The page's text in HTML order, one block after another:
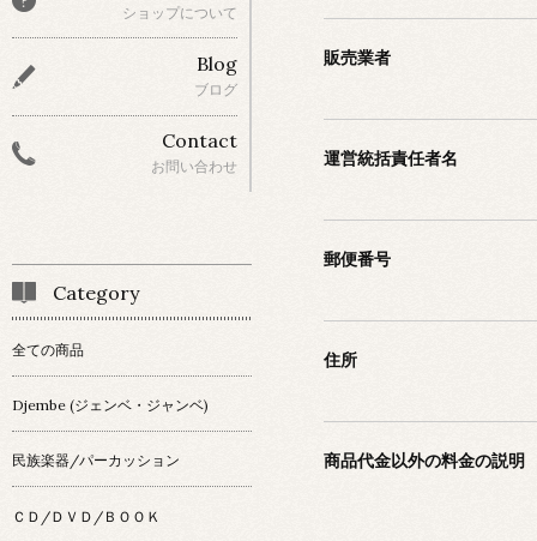
販売業者
運営統括責任者名
郵便番号
住所
商品代金以外の料金の説明
ショップについて
Blog
ブログ
Contact
お問い合わせ
Category
全ての商品
Djembe (ジェンベ・ジャンベ)
民族楽器/パーカッション
ＣＤ/ＤＶＤ/ＢＯＯＫ